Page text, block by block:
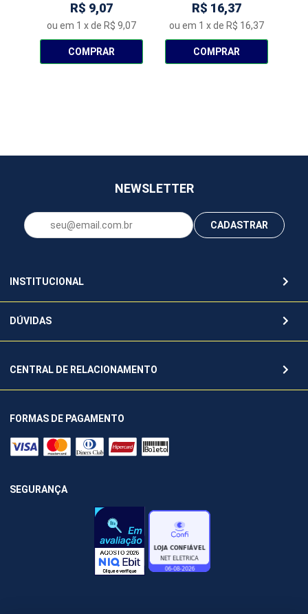
R$ 9,07
ou em 1 x de R$ 9,07
COMPRAR
R$ 16,37
ou em 1 x de R$ 16,37
COMPRAR
NEWSLETTER
CADASTRAR
INSTITUCIONAL
DÚVIDAS
CENTRAL DE RELACIONAMENTO
FORMAS DE PAGAMENTO
SEGURANÇA